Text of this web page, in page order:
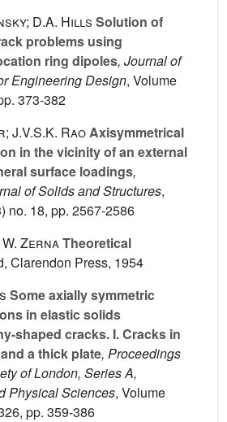
D.A. Hills Solution of
problems using
ring dipoles, Journal of
Engineering Design, Volume
373-382
J.V.S.K. RaoAxisymmetrical
in the vicinity of an external
surface loadings,
of Solids and Structures,
no. 18, pp. 2567-2586
ZernaTheoretical
Clarendon Press, 1954
Some axially symmetric
in elastic solids
shaped cracks. I. Cracks in
a thick plate, Proceedings
of London, Series A,
Physical Sciences, Volume
pp. 359-386